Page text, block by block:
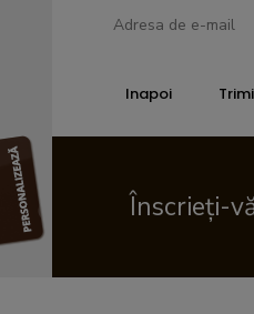
Adresa de e-mail
Înscrieți-